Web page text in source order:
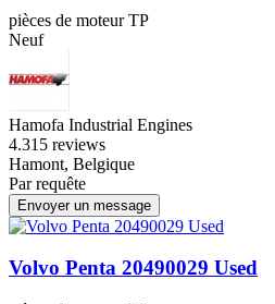
pièces de moteur TP
Neuf
Hamofa Industrial Engines
4.315 reviews
Hamont, Belgique
Par requête
Envoyer un message
Volvo Penta 20490029 Used